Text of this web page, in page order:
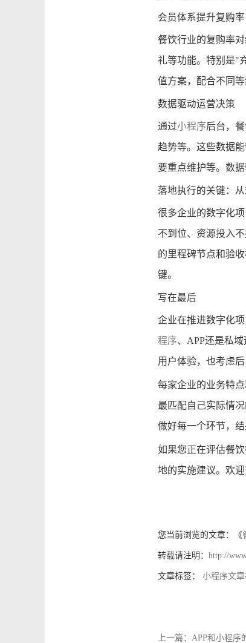
会员体系提升复购率
餐饮行业的复购率
礼等功能。特别是"
值方案，配合不同
数据驱动运营决策
通过小程序后台，
趋势等。这些数据
要重点维护等。数
落地执行的关键：
很多企业的数字化
不到位、资源投入
的里程碑节点和验
键。
写在最后
企业在推进数字化
程序、APP还是私
用户体验，也考虑
每家企业的业务特
最匹配自己实际情
做好每一个环节，结
如果您正在评估餐
地的实施建议。欢迎
您当前浏览的文章：《
转载请注明：http://
文章标签：小程序文
上一篇：APP和小程